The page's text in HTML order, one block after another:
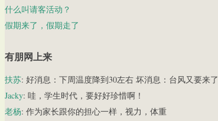
什么叫请客活动？
假期来了，假期走了
有朋网上来
扶苏: 好消息：下周温度降到30左右 坏消息：台风又要来了
Jacky: 哇，学生时代，要好好珍惜啊！
老杨: 作为家长跟你的担心一样，视力，体重